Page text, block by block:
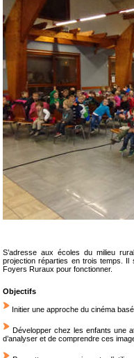
S’adresse aux écoles du milieu
projection réparties en trois temps. Il
Foyers Ruraux pour fonctionner.
Objectifs
Initier une approche du cinéma
Développer chez les enfants une
d’analyser et de comprendre ces